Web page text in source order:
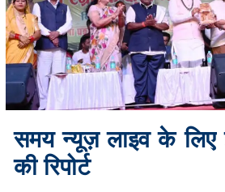
समय न्यूज़ लाइव के लिए
की रिपोर्ट